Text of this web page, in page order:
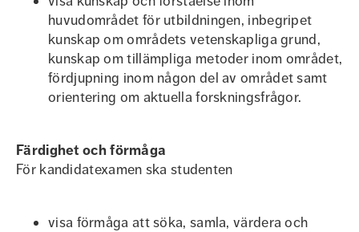
huvudområdet för utbildningen, inbegripet
kunskap om områdets vetenskapliga grund,
kunskap om tillämpliga metoder inom området,
fördjupning inom någon del av området samt
orientering om aktuella forskningsfrågor.
Färdighet och förmåga
För kandidatexamen ska studenten
visa förmåga att söka, samla, värdera och